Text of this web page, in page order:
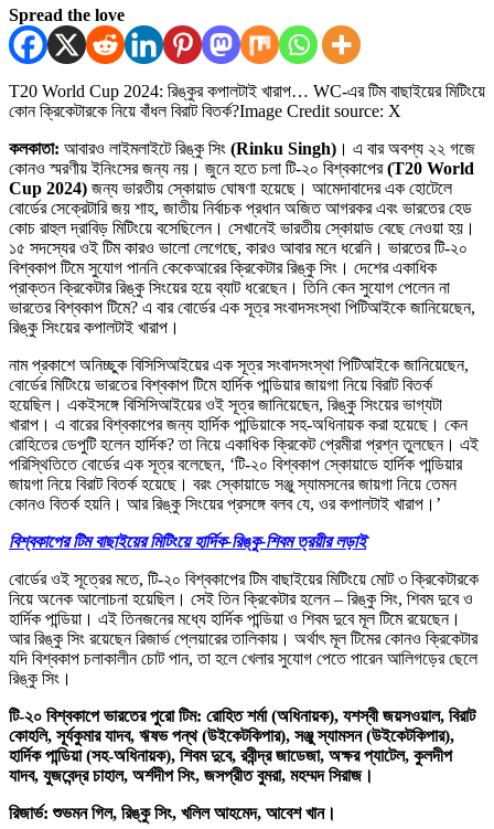
Spread the love
T20 World Cup 2024: রিঙ্কুর কপালটাই খারাপ… WC-এর টিম বাছাইয়ের মিটিংয়ে
কোন ক্রিকেটারকে নিয়ে বাঁধল বিরাট বিতর্ক?Image Credit source: X
কলকাতা: আবারও লাইমলাইটে রিঙ্কু সিং (Rinku Singh) । এ বার অবশ্য ২২ গজে
কোনও স্মরণীয় ইনিংসের জন্য নয়। জুনে হতে চলা টি-২০ বিশ্বকাপের(T20 World
Cup 2024) জন্য ভারতীয় স্কোয়াড ঘোষণা হয়েছে। আমেদাবাদের এক হোটেলে
বোর্ডের সেক্রেটারি জয় শাহ, জাতীয় নির্বাচক প্রধান অজিত আগরকর এবং ভারতের হেড
কোচ রাহুল দ্রাবিড় মিটিংয়ে বসেছিলেন। সেখানেই ভারতীয় স্কোয়াড বেছে নেওয়া হয়।
১৫ সদস্যের ওই টিম কারও ভালো লেগেছে, কারও আবার মনে ধরেনি। ভারতের টি-২০
বিশ্বকাপ টিমে সুযোগ পাননি কেকেআরের ক্রিকেটার রিঙ্কু সিং। দেশের একাধিক
প্রাক্তন ক্রিকেটার রিঙ্কু সিংয়ের হয়ে ব্যাট ধরেছেন। তিনি কেন সুযোগ পেলেন না
ভারতের বিশ্বকাপ টিমে? এ বার বোর্ডের এক সূত্র সংবাদসংস্থা পিটিআইকে জানিয়েছেন,
রিঙ্কু সিংয়ের কপালটাই খারাপ।
নাম প্রকাশে অনিচ্ছুক বিসিসিআইয়ের এক সূত্র সংবাদসংস্থা পিটিআইকে জানিয়েছেন,
বোর্ডের মিটিংয়ে ভারতের বিশ্বকাপ টিমে হার্দিক পান্ডিয়ার জায়গা নিয়ে বিরাট বিতর্ক
হয়েছিল। একইসঙ্গে বিসিসিআইয়ের ওই সূত্র জানিয়েছেন, রিঙ্কু সিংয়ের ভাগ্যটা
খারাপ। এ বারের বিশ্বকাপের জন্য হার্দিক পান্ডিয়াকে সহ-অধিনায়ক করা হয়েছে। কেন
রোহিতের ডেপুটি হলেন হার্দিক? তা নিয়ে একাধিক ক্রিকেট প্রেমীরা প্রশ্ন তুলছেন। এই
পরিস্থিতিতে বোর্ডের এক সূত্র বলেছেন, ‘টি-২০ বিশ্বকাপ স্কোয়াডে হার্দিক পান্ডিয়ার
জায়গা নিয়ে বিরাট বিতর্ক হয়েছে। বরং স্কোয়াডে সঞ্জু স্যামসনের জায়গা নিয়ে তেমন
কোনও বিতর্ক হয়নি। আর রিঙ্কু সিংয়ের প্রসঙ্গে বলব যে, ওর কপালটাই খারাপ।’
বিশ্বকাপের টিম বাছাইয়ের মিটিংয়ে হার্দিক-রিঙ্কু-শিবম ত্রয়ীর লড়াই
বোর্ডের ওই সূত্রের মতে, টি-২০ বিশ্বকাপের টিম বাছাইয়ের মিটিংয়ে মোট ৩ ক্রিকেটারকে
নিয়ে অনেক আলোচনা হয়েছিল। সেই তিন ক্রিকেটার হলেন – রিঙ্কু সিং, শিবম দুবে ও
হার্দিক পান্ডিয়া। এই তিনজনের মধ্যে হার্দিক পান্ডিয়া ও শিবম দুবে মূল টিমে রয়েছেন।
আর রিঙ্কু সিং রয়েছেন রিজার্ভ প্লেয়ারের তালিকায়। অর্থাৎ মূল টিমের কোনও ক্রিকেটার
যদি বিশ্বকাপ চলাকালীন চোট পান, তা হলে খেলার সুযোগ পেতে পারেন আলিগড়ের ছেলে
রিঙ্কু সিং।
টি-২০ বিশ্বকাপে ভারতের পুরো টিম: রোহিত শর্মা (অধিনায়ক), যশস্বী জয়সওয়াল, বিরাট
কোহলি, সূর্যকুমার যাদব, ঋষভ পন্থ (উইকেটকিপার), সঞ্জু স্যামসন (উইকেটকিপার),
হার্দিক পান্ডিয়া (সহ-অধিনায়ক), শিবম দুবে, রবীন্দ্র জাডেজা, অক্ষর প্যাটেল, কুলদীপ
যাদব, যুজবেন্দ্র চাহাল, অর্শদীপ সিং, জসপ্রীত বুমরা, মহম্মদ সিরাজ।
রিজার্ভ: শুভমন গিল, রিঙ্কু সিং, খলিল আহমেদ, আবেশ খান।